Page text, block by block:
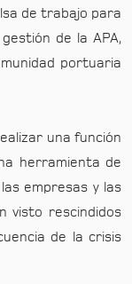
de trabajo para
de la APA,
portuaria
una función
herramienta de
empresas y las
visto rescindidos
de la crisis